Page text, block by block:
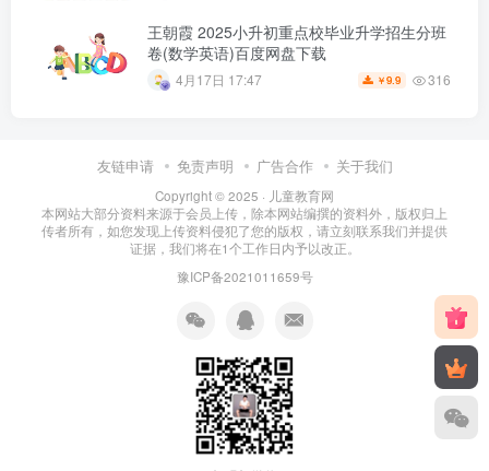
王朝霞 2025小升初重点校毕业升学招生分班
卷(数学英语)百度网盘下载
4月17日 17:47 ￥9.9 316
友链申请 免责声明 广告合作 关于我们
Copyright © 2025 · 儿童教育网
本网站大部分资料来源于会员上传，除本网站编撰的资料外，版权归上
传者所有，如您发现上传资料侵犯了您的版权，请立刻联系我们并提供
证据，我们将在1个工作日内予以改正。
豫ICP备2021011659号